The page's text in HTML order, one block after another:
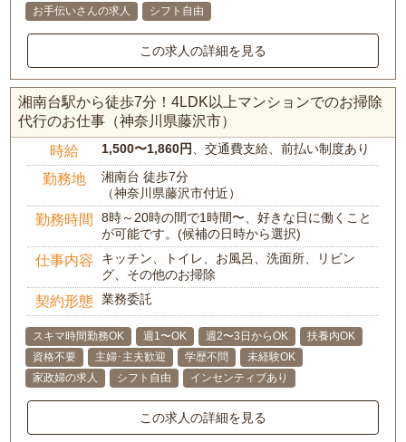
お手伝いさんの求人
シフト自由
この求人の詳細を見る
湘南台駅から徒歩7分！4LDK以上マンションでのお掃除
代行のお仕事（神奈川県藤沢市）
時給 1,500〜1,860円、交通費支給、前払い制度あり
勤務地
湘南台 徒歩7分
（神奈川県藤沢市付近）
勤務時間
8時～20時の間で1時間〜、好きな日に働くこと
が可能です。(候補の日時から選択)
仕事内容
キッチン、トイレ、お風呂、洗面所、リビン
グ、その他のお掃除
契約形態 業務委託
スキマ時間勤務OK 週1〜OK 週2〜3日からOK
扶養内OK
資格不要
主婦･主夫歓迎 学歴不問
未経験OK
家政婦の求人
シフト自由 インセンティブあり
この求人の詳細を見る